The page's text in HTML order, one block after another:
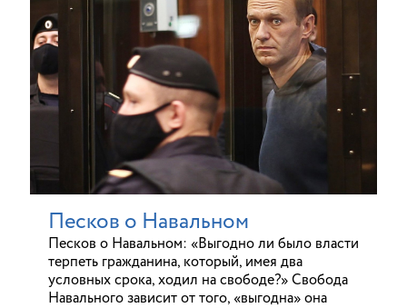
Песков о Навальном
Песков о Навальном: «Выгодно ли было власти
терпеть гражданина, который, имея два
условных срока, ходил на свободе?» Свобода
Навального зависит от того, «выгодна» она